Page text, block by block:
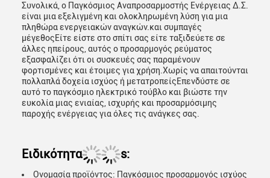
Συνολικά, ο Παγκόσμιος Αναπροσαρμοστής Ενέργειας Δ.Σ.
είναι μια εξελιγμένη και ολοκληρωμένη λύση για μια
πληθώρα ενεργειακών αναγκών.και συμπαγές
μέγεθοςΕίτε είστε στο σπίτι σας είτε ταξιδεύετε σε
άλλες ηπείρους, αυτός ο προσαρμογός ρεύματος
εξασφαλίζει ότι οι συσκευές σας παραμένουν
φορτισμένες και έτοιμες για χρήση.Χωρίς να απαιτούνται
πολλαπλά δοχεία ισχύος ή μετατροπείςΕπενδύστε σε
αυτό το παγκόσμιο ηλεκτρικό τούβλο και βιώστε την
ευκολία μιας ενιαίας, ισχυρής και προσαρμόσιμης
παροχής ενέργειας για όλες τις ανάγκες σας.
Ειδικότητα s:
Ονομασία προϊόντος: Παγκόσμιος προσαρμογός ισχύος